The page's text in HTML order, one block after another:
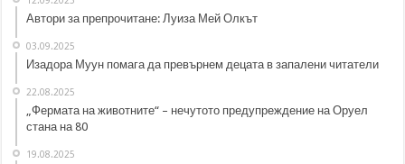
Автори за препрочитане: Луиза Мей Олкът
03.09.2025
Изадора Муун помага да превърнем децата в запалени читатели
22.08.2025
„Фермата на животните“ – нечутото предупреждение на Оруел
стана на 80
19.08.2025